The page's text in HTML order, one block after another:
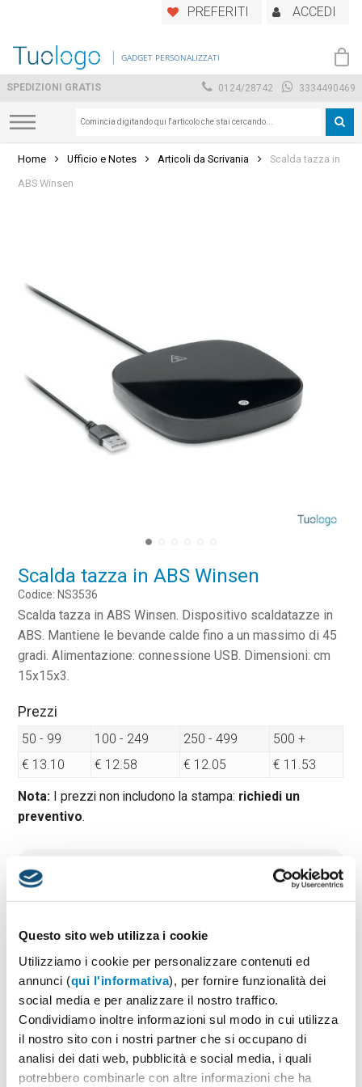
Questo sito web utilizza i cookie
Utilizziamo i cookie per personalizzare contenuti ed
annunci (qui l'informativa), per fornire funzionalità dei
social media e per analizzare il nostro traffico.
Condividiamo inoltre informazioni sul modo in cui utilizza
il nostro sito con i nostri partner che si occupano di
analisi dei dati web, pubblicità e social media, i quali
potrebbero combinarle con altre informazioni che ha
main
PREFERITI ACCEDI
GADGET PERSONALIZZATI
SPEDIZIONI GRATIS 0124/28742 3334490469
Home Ufficio e Notes Articoli da Scrivania
Scalda tazza in
ABS Winsen
Scalda tazza in ABS Winsen
Codice: NS3536
Scalda tazza in ABS Winsen. Dispositivo scaldatazze in
ABS. Mantiene le bevande calde fino a un massimo di 45
gradi. Alimentazione: connessione USB. Dimensioni: cm
15x15x3.
Prezzi
50 - 99 100 - 249 250 - 499
500 +
€ 13.10
€ 12.58 € 12.05 € 11.53
Nota: I prezzi non includono la stampa: richiedi un
preventivo.
Quantità minima:
Tempi di consegna standard:
Dimensioni:cm 15x15x3
PREVENTIVO & BOZZA GRATUITA
Potrai indicare successivamente la suddivisione per
taglie e colore